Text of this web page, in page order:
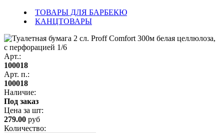
ТОВАРЫ ДЛЯ БАРБЕКЮ
КАНЦТОВАРЫ
Арт.:
100018
Арт. п.:
100018
Наличие:
Под заказ
Цена за шт:
279.00 руб
Количество: